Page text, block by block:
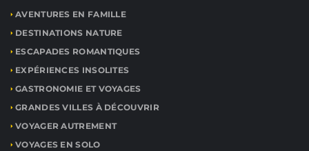
AVENTURES EN FAMILLE
DESTINATIONS NATURE
ESCAPADES ROMANTIQUES
EXPÉRIENCES INSOLITES
GASTRONOMIE ET VOYAGES
GRANDES VILLES À DÉCOUVRIR
VOYAGER AUTREMENT
VOYAGES EN SOLO